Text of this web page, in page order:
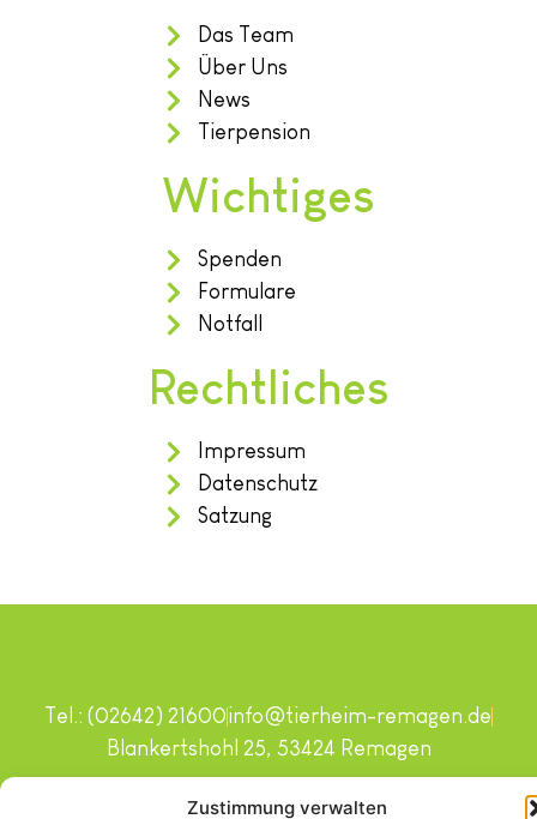
Zustimmung verwalten
Das Team
Über Uns
News
Tierpension
Wichtiges
Spenden
Formulare
Notfall
Rechtliches
Impressum
Datenschutz
Satzung
Copyright © 2024. Alle Rechte vorbehalten.
Tel.: (02642) 21600info@tierheim-remagen.de
Blankertshohl 25, 53424 Remagen